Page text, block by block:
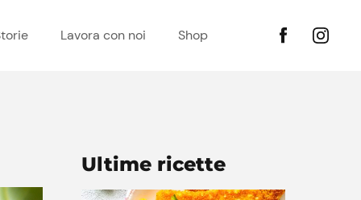
Lavora con noi Shop
Ultime ricette